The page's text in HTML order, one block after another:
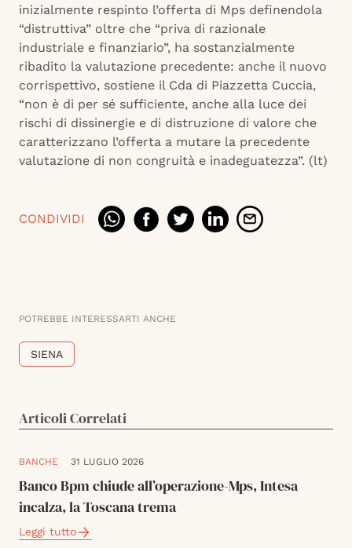
inizialmente respinto l’offerta di Mps definendola
“distruttiva” oltre che “priva di razionale
industriale e finanziario”, ha sostanzialmente
ribadito la valutazione precedente: anche il nuovo
corrispettivo, sostiene il Cda di Piazzetta Cuccia,
“non è di per sé sufficiente, anche alla luce dei
rischi di dissinergie e di distruzione di valore che
caratterizzano l’offerta a mutare la precedente
valutazione di non congruità e inadeguatezza”. (lt)
CONDIVIDI
POTREBBE INTERESSARTI ANCHE
SIENA
Articoli Correlati
BANCHE 31 LUGLIO 2026
Banco Bpm chiude all’operazione-Mps, Intesa
incalza, la Toscana trema
Leggi tutto